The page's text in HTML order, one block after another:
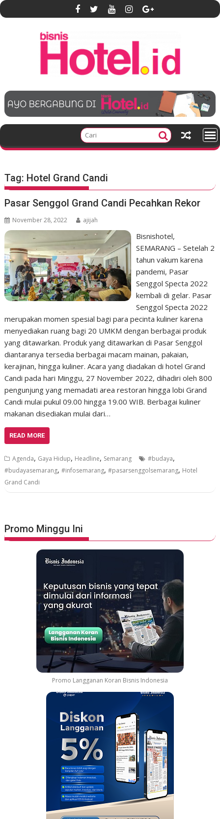
S
k
e
t
Tag: Hotel Grand Candi
Pasar Senggol Grand Candi Pecahkan Rekor
November 28, 2022 ajijah
Bisnishotel,
SEMARANG – Setelah 2
tahun vakum karena
pandemi, Pasar
Senggol Specta 2022
kembali di gelar. Pasar
Senggol Specta 2022
merupakan momen spesial bagi para pecinta kuliner karena
menyediakan ruang bagi 20 UMKM dengan berbagai produk
yang ditawarkan. Produk yang ditawarkan di Pasar Senggol
diantaranya tersedia berbagai macam mainan, pakaian,
kerajinan, hingga kuliner. Acara yang diadakan di hotel Grand
Candi pada hari Minggu, 27 November 2022, dihadiri oleh 800
pengunjung yang memadati area restoran hingga lobi Grand
Candi mulai pukul 09.00 hingga 19.00 WIB. Berbagai kuliner
makanan disediakan mulai dari…
READ MORE
Agenda, Gaya Hidup, Headline, Semarang #budaya,
#budayasemarang,#infosemarang,#pasarsenggolsemarang, Hotel
Grand Candi
Promo Minggu Ini
Promo Langganan Koran Bisnis Indonesia